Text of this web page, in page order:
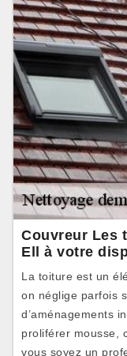
Couvreur Les
Ell à votre
La toiture est un
on néglige parfois
d’aménagements
proliférer mousse,
vous soyez un